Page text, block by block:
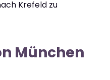
Krefeld zu
München